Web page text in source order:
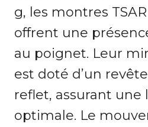
g, les montres
offrent une
au poignet. Leur
est doté d’un
reflet, assurant une
optimale. Le